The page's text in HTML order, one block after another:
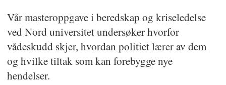
Vår masteroppgave i beredskap og kriseledelse
ved Nord universitet undersøker hvorfor
vådeskudd skjer, hvordan politiet lærer av dem
og hvilke tiltak som kan forebygge nye
hendelser.